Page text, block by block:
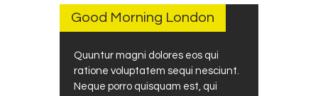
2017
Good Morning London
Quuntur magni dolores eos qui
ratione voluptatem sequi nesciunt.
Neque porro quisquam est, qui